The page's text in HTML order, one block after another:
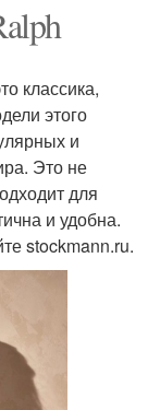
классика,
этого
и
Это не
для
и удобна.
stockmann.ru.